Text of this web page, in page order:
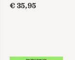
€ 35,95